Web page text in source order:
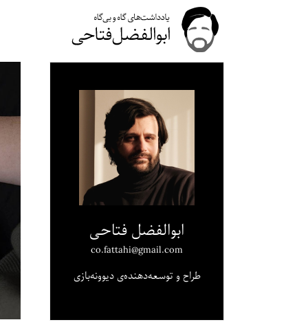
ابوالفضل فتاحی
co.fattahi@gmail.com
طراح و توسعه‌دهنده‌ی دیوونه‌بازی